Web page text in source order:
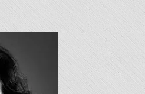
des